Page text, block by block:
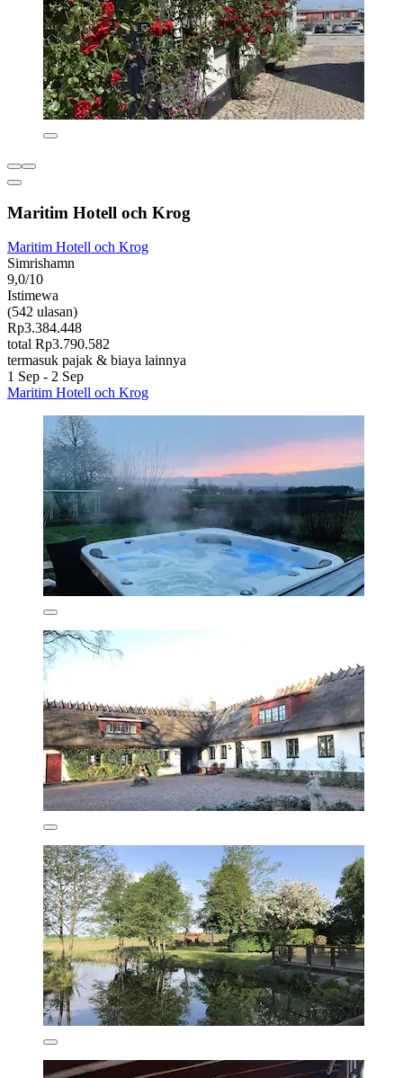
Maritim Hotell och Krog
Maritim Hotell och Krog
Simrishamn
9,0/10
Istimewa
(542 ulasan)
Rp3.384.448
total Rp3.790.582
termasuk pajak & biaya lainnya
1 Sep - 2 Sep
Maritim Hotell och Krog